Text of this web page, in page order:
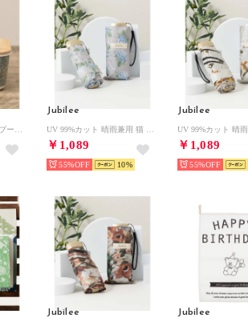
Jubilee
￥1,089
55% 10
Jubilee
￥1,089
55%
Jubilee Jubilee